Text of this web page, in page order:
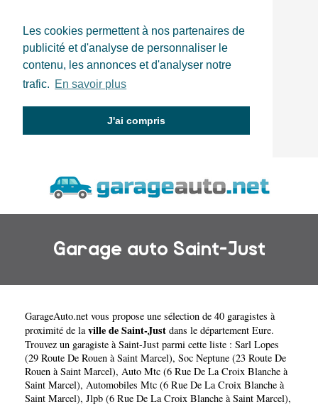
Les cookies permettent à nos partenaires de
publicité et d'analyse de personnaliser le
contenu, les annonces et d'analyser notre
trafic. En savoir plus
J'ai compris
Garage auto Saint-Just
GarageAuto.net vous propose une sélection de 40 garagistes à
proximité de laville de Saint-Just dans le département Eure.
Trouvez un garagiste à Saint-Just parmi cette liste : Sarl Lopes
(29 Route De Rouen à Saint Marcel), Soc Neptune (23 Route De
Rouen à Saint Marcel), Auto Mtc (6 Rue De La Croix Blanche à
Saint Marcel), Automobiles Mtc (6 Rue De La Croix Blanche à
Saint Marcel), Jlpb (6 Rue De La Croix Blanche à Saint Marcel),